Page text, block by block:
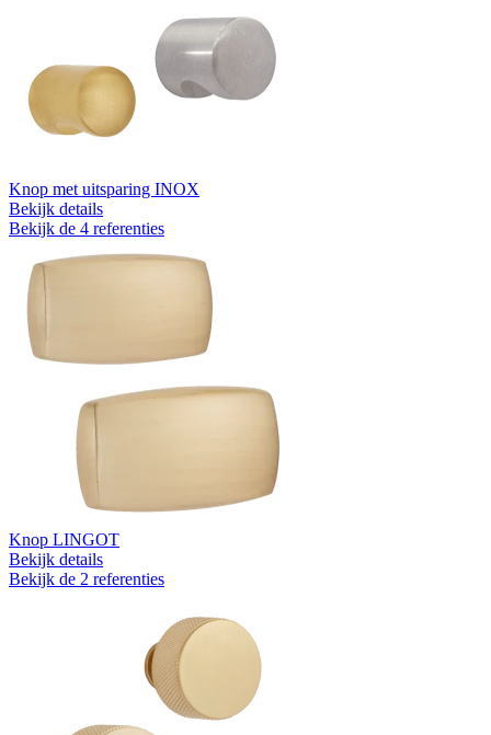
Knop met uitsparing INOX
Bekijk details
Bekijk de 4 referenties
Knop LINGOT
Bekijk details
Bekijk de 2 referenties